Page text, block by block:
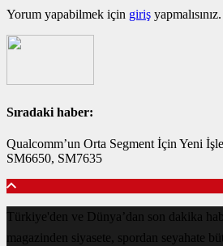
Yorum yapabilmek için giriş yapmalısınız.
Sıradaki haber:
Qualcomm’un Orta Segment İçin Yeni
SM6650, SM7635
Türkiye'den ve Dünya’dan son dakika
magazinden siyasete, spordan seyahate